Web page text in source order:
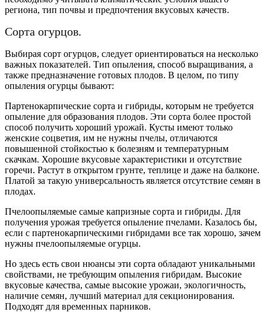
региона, тип почвы и предпочтения вкусовых качеств.
Сорта огурцов.
Выбирая сорт огурцов, следует ориентироваться на несколько
важных показателей. Тип опыления, способ выращивания, а
также предназначение готовых плодов. В целом, по типу
опыления огурцы бывают:
Партенокарпические сорта и гибриды, которым не требуется
опыление для образования плодов. Эти сорта более простой
способ получить хороший урожай. Кусты имеют только
женские соцветия, им не нужны пчелы, отличаются
повышенной стойкостью к болезням и температурным
скачкам. Хорошие вкусовые характеристики и отсутствие
горечи. Растут в открытом грунте, теплице и даже на балконе.
Платой за такую универсальность является отсутствие семян в
плодах.
Пчелоопыляемые самые капризные сорта и гибриды. Для
получения урожая требуется опыление пчелами. Казалось бы,
если с партенокарпическими гибридами все так хорошо, зачем
нужны пчелоопыляемые огурцы.
Но здесь есть свои нюансы эти сорта обладают уникальными
свойствами, не требующим опыления гибридам. Высокие
вкусовые качества, самые высокие урожаи, экологичность,
наличие семян, лучший материал для секционирования.
Подходят для временных парников.